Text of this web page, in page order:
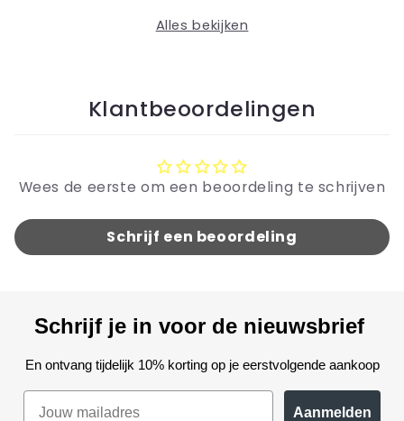
Alles bekijken
Klantbeoordelingen
Wees de eerste om een beoordeling te schrijven
Schrijf een beoordeling
Schrijf je in voor de nieuwsbrief
En ontvang tijdelijk 10% korting op je eerstvolgende aankoop
Aanmelden